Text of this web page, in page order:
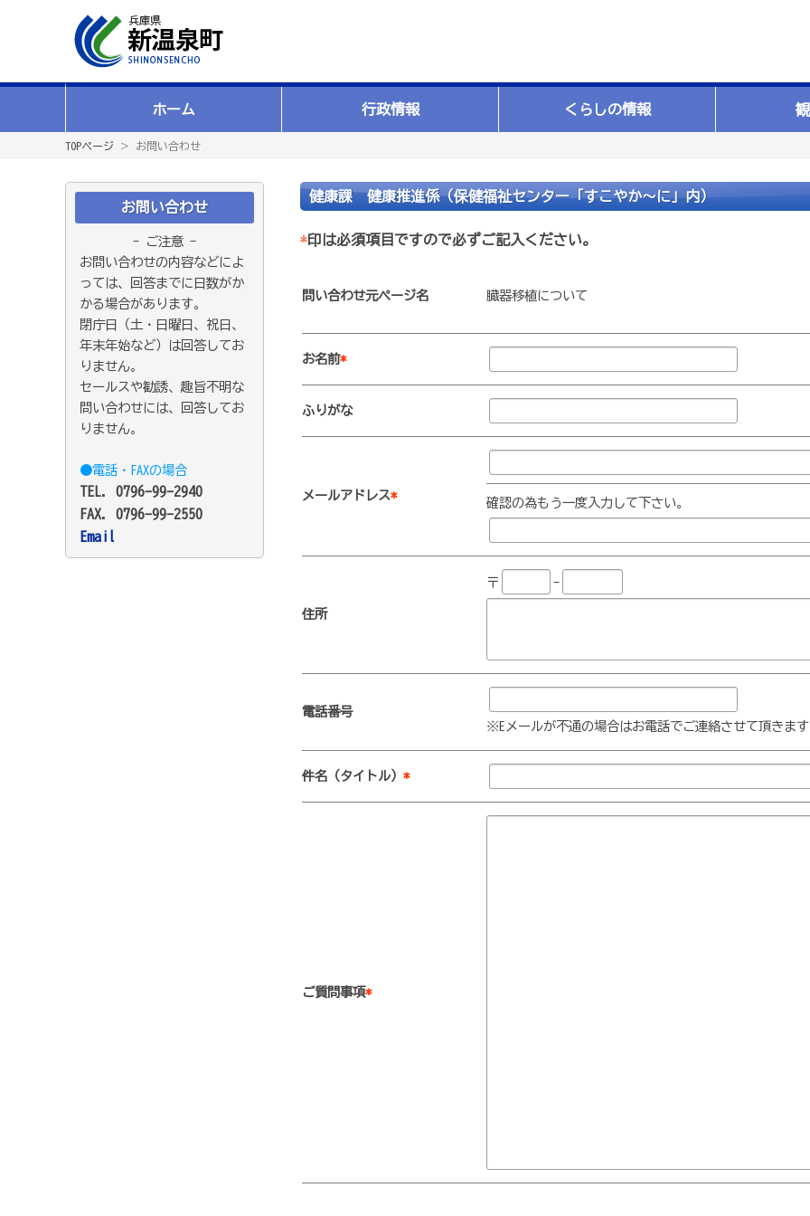
ホーム 行政情報 くらしの情報
TOPページ ＞ お問い合わせ
お問い合わせ
- ご注意 -
お問い合わせの内容などによ
っては、回答までに日数がか
かる場合があります。
閉庁日（土・日曜日、祝日、
年末年始など）は回答してお
りません。
セールスや勧誘、趣旨不明な
問い合わせには、回答してお
りません。
●電話・FAXの場合
TEL. 0796-99-2940
FAX. 0796-99-2550
Email
健康課 健康推進係（保健福祉センター「すこやか～に」内）
*印は必須項目ですので必ずご記入ください。
問い合わせ元ページ名 臓器移植について
お名前*
ふりがな
メールアドレス*
確認の為もう一度入力して下さい。
住所
〒 -
電話番号
※Eメールが不通の場合はお電話でご連絡させて頂きま
件名（タイトル） *
ご質問事項*